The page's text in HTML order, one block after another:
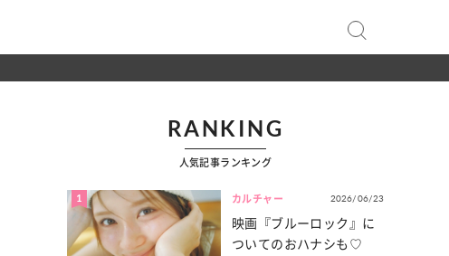
RANKING
人気記事ランキング
1 カルチャー 2026/06/23
映画『ブルーロック』に
ついてのおハナシも♡